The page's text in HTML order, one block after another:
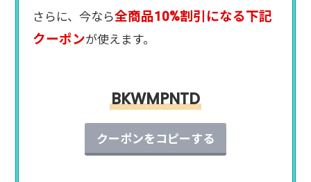
さらに、今なら全商品10%割引になる下記
クーポンが使えます。
BKWMPNTD
クーポンをコピーする